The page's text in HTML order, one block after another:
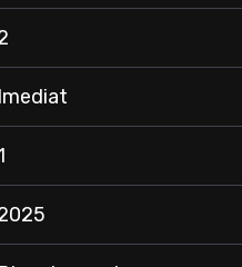
moderne de inalta
in garantie, parchet
facil catre puncte de
Imediat